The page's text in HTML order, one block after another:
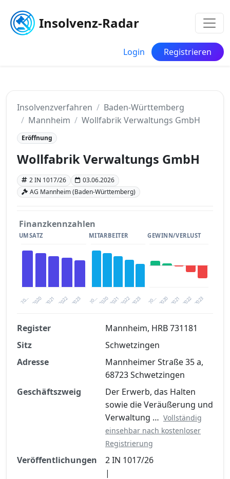
Insolvenz-Radar
Login Registrieren
Insolvenzverfahren
Baden-Württemberg
Mannheim
Wollfabrik Verwaltungs GmbH
Eröffnung
Wollfabrik Verwaltungs GmbH
2 IN 1017/26
03.06.2026
AG Mannheim (Baden-Württemberg)
Finanzkennzahlen
UMSATZ
20… 2021 2023
2020 2022
MITARBEITER
20… 2021 2023
2020 2022
GEWINN/VERLUST
20… 2021 2023
2020 2022
Finanzkennzahlen nach kostenloser
Registrierung verfügbar
Jetzt kostenlos registrieren
Register
Mannheim, HRB 731181
Sitz
Schwetzingen
Adresse
Mannheimer Straße 35 a,
68723 Schwetzingen
Geschäftszweig
Der Erwerb, das Halten
sowie die Veräußerung und
Verwaltung … Vollständig
einsehbar nach kostenloser
Registrierung
Veröffentlichungen
2 IN 1017/26
|